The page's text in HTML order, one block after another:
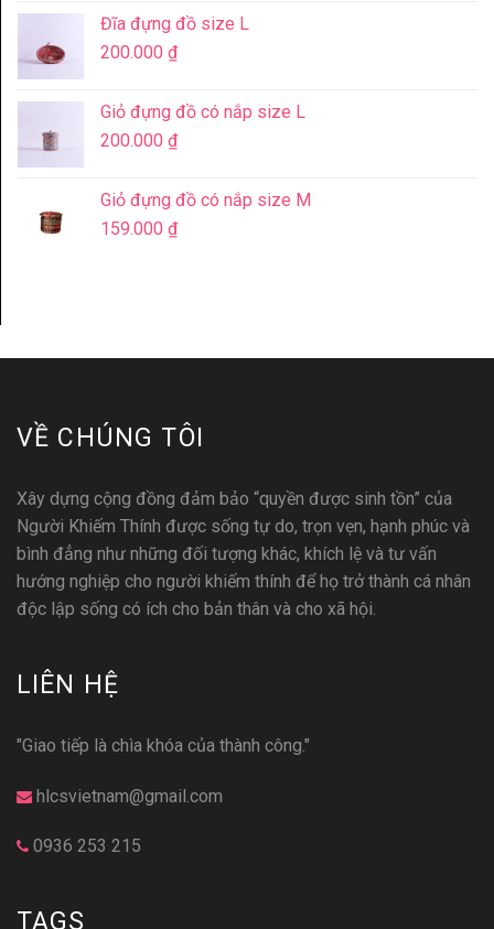
Đĩa đựng đồ size L
200.000 ₫
Giỏ đựng đồ có nắp size L
200.000 ₫
Giỏ đựng đồ có nắp size M
159.000 ₫
VỀ CHÚNG TÔI
Xây dựng cộng đồng đảm bảo “quyền được sinh tồn” của
Người Khiếm Thính được sống tự do, trọn vẹn, hạnh phúc và
bình đẳng như những đối tượng khác, khích lệ và tư vấn
hướng nghiệp cho người khiếm thính để họ trở thành cá nhân
độc lập sống có ích cho bản thân và cho xã hội.
LIÊN HỆ
"Giao tiếp là chìa khóa của thành công."
hlcsvietnam@gmail.com
0936 253 215
TAGS